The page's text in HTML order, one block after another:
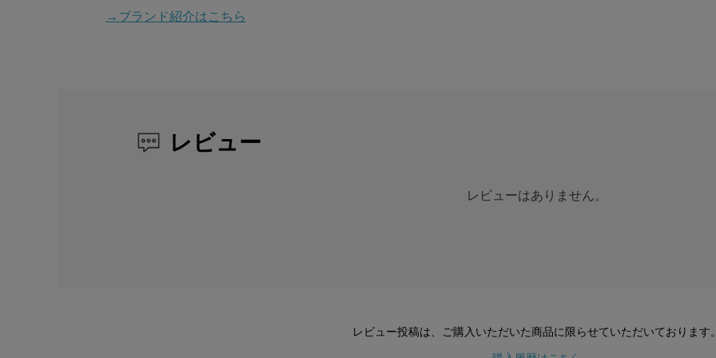
→ブランド紹介はこちら
レビュー
レビューはありません。
レビュー投稿は、ご購入いただいた商品に 限らせていただいております